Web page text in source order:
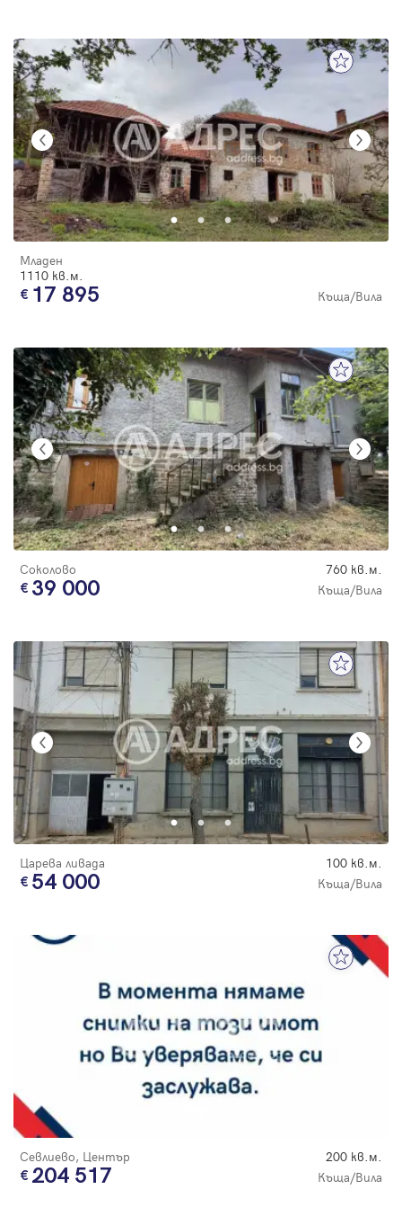
Младен
1110 кв.м.
17 895 Къща/Вила
Соколово 760 кв.м.
39 000 Къща/Вила
Царева ливада 100 кв.м.
54 000 Къща/Вила
Севлиево, Център 200 кв.м.
204 517 Къща/Вила